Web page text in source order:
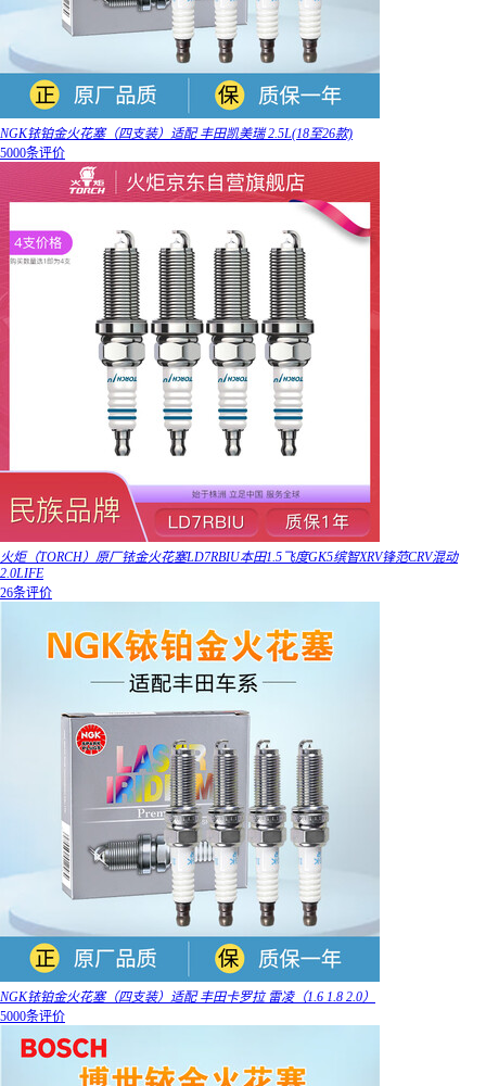
NGK铱铂金火花塞（四支装）适配 丰田凯美瑞 2.5L(18至26款)
5000条评价
火炬（TORCH）原厂铱金火花塞LD7RBIU本田1.5飞度GK5缤智XRV锋范CRV混动
2.0LIFE
26条评价
NGK铱铂金火花塞（四支装）适配 丰田卡罗拉 雷凌（1.6 1.8 2.0）
5000条评价